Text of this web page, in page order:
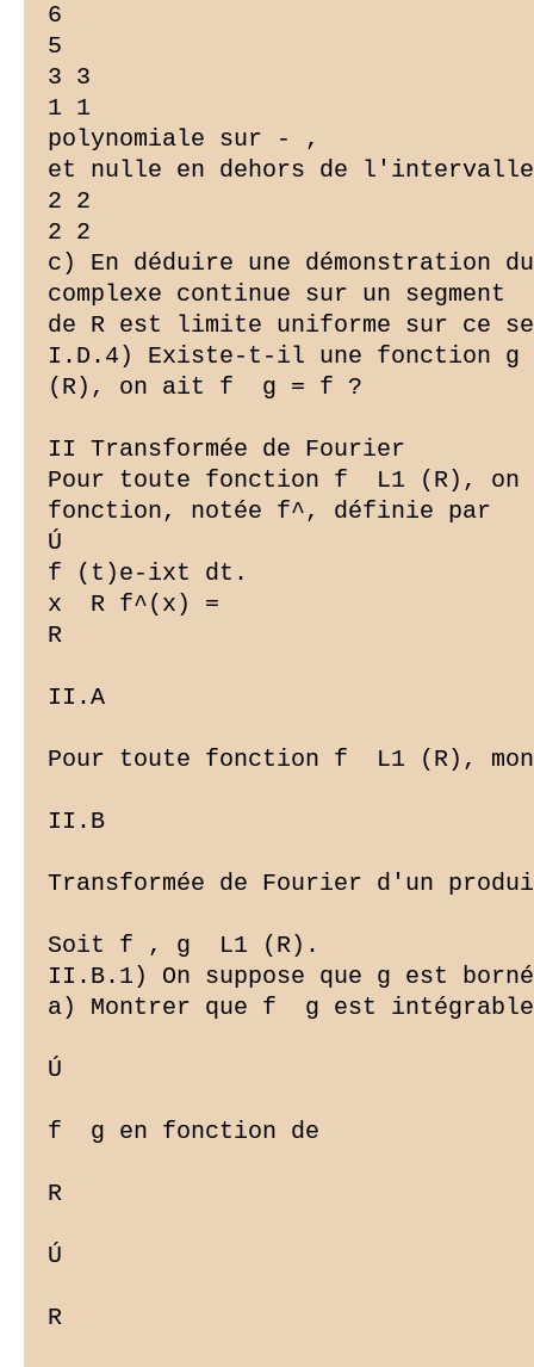
6
5
3 3
1 1
polynomiale sur - ,
et nulle en dehors de
2 2
2 2
c) En déduire une démonstration
complexe continue sur un segment
de R est limite uniforme sur ce
I.D.4) Existe-t-il une fonction g
(R), on ait f  g = f ?
II Transformée de Fourier
Pour toute fonction f  L1 (R),
fonction, notée f^, définie par
Ú
f (t)e-ixt dt.
x  R f^(x) =
R
II.A ­
Pour toute fonction f  L1 (R),
II.B ­
Transformée de Fourier d'un
Soit f , g  L1 (R).
II.B.1) On suppose que g est
a) Montrer que f  g est
Ú
f  g en fonction de
R
Ú
R